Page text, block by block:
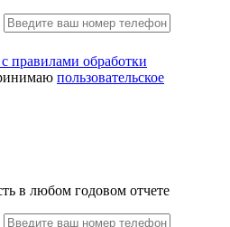
с правилами обработки
пользовательское
в любом годовом отчете